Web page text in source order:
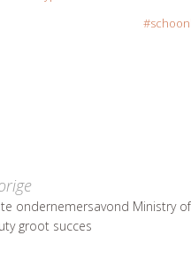
ondernemersavond Ministry of
groot succes